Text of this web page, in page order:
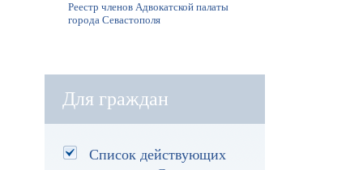
Реестр членов Адвокатской палаты
города Севастополя
Для граждан
Список действующих